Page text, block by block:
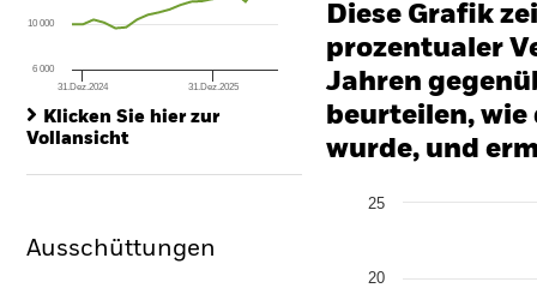
31.Dez.2024 31.Dez.2025
6 000
10 000
Klicken Sie hier zur
Vollansicht
Ausschüttungen
Diese Grafik
prozentualer
Jahren
beurteilen,
wurde, und
Chart
Bar chart with 2 data
20
25